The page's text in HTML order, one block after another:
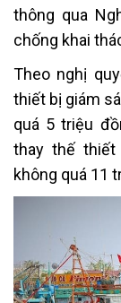
thông qua
chống khai
Theo nghị
thiết bị giám
quá 5 triệu
thay thế
không quá 11